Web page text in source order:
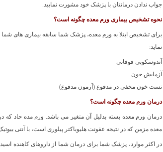
جواب ندادن درمانتان با پزشک خود مشورت نمایید.
نحوه تشخیص بیماری ورم معده چگونه است؟
برای تشخیص ابتلا به ورم معده، پزشک شما سابقه بیماری های شما
نماید:
آندوسکوپی فوقانی
آزمایش خون
تست خون مخفی در مدفوع (آزمون مدفوع)
درمان ورم معده چگونه است؟
درمان ورم معده بسته بدلیل آن متغیر می باشد. ورم مده حاد که
معده مزمن که در نتیجه عفونت هلیوباکتر پیلوری است، با آنتی
در اکثر موارد، پزشک شما برای درمان شما از داروهای کاهنده